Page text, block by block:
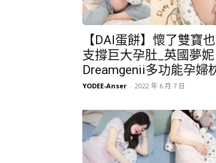
【DAI蛋餅】懷了雙寶
支撐巨大孕肚_英國夢妮
Dreamgenii多功能孕婦
YODEE-Anser - 2022 年 6 月 7 日